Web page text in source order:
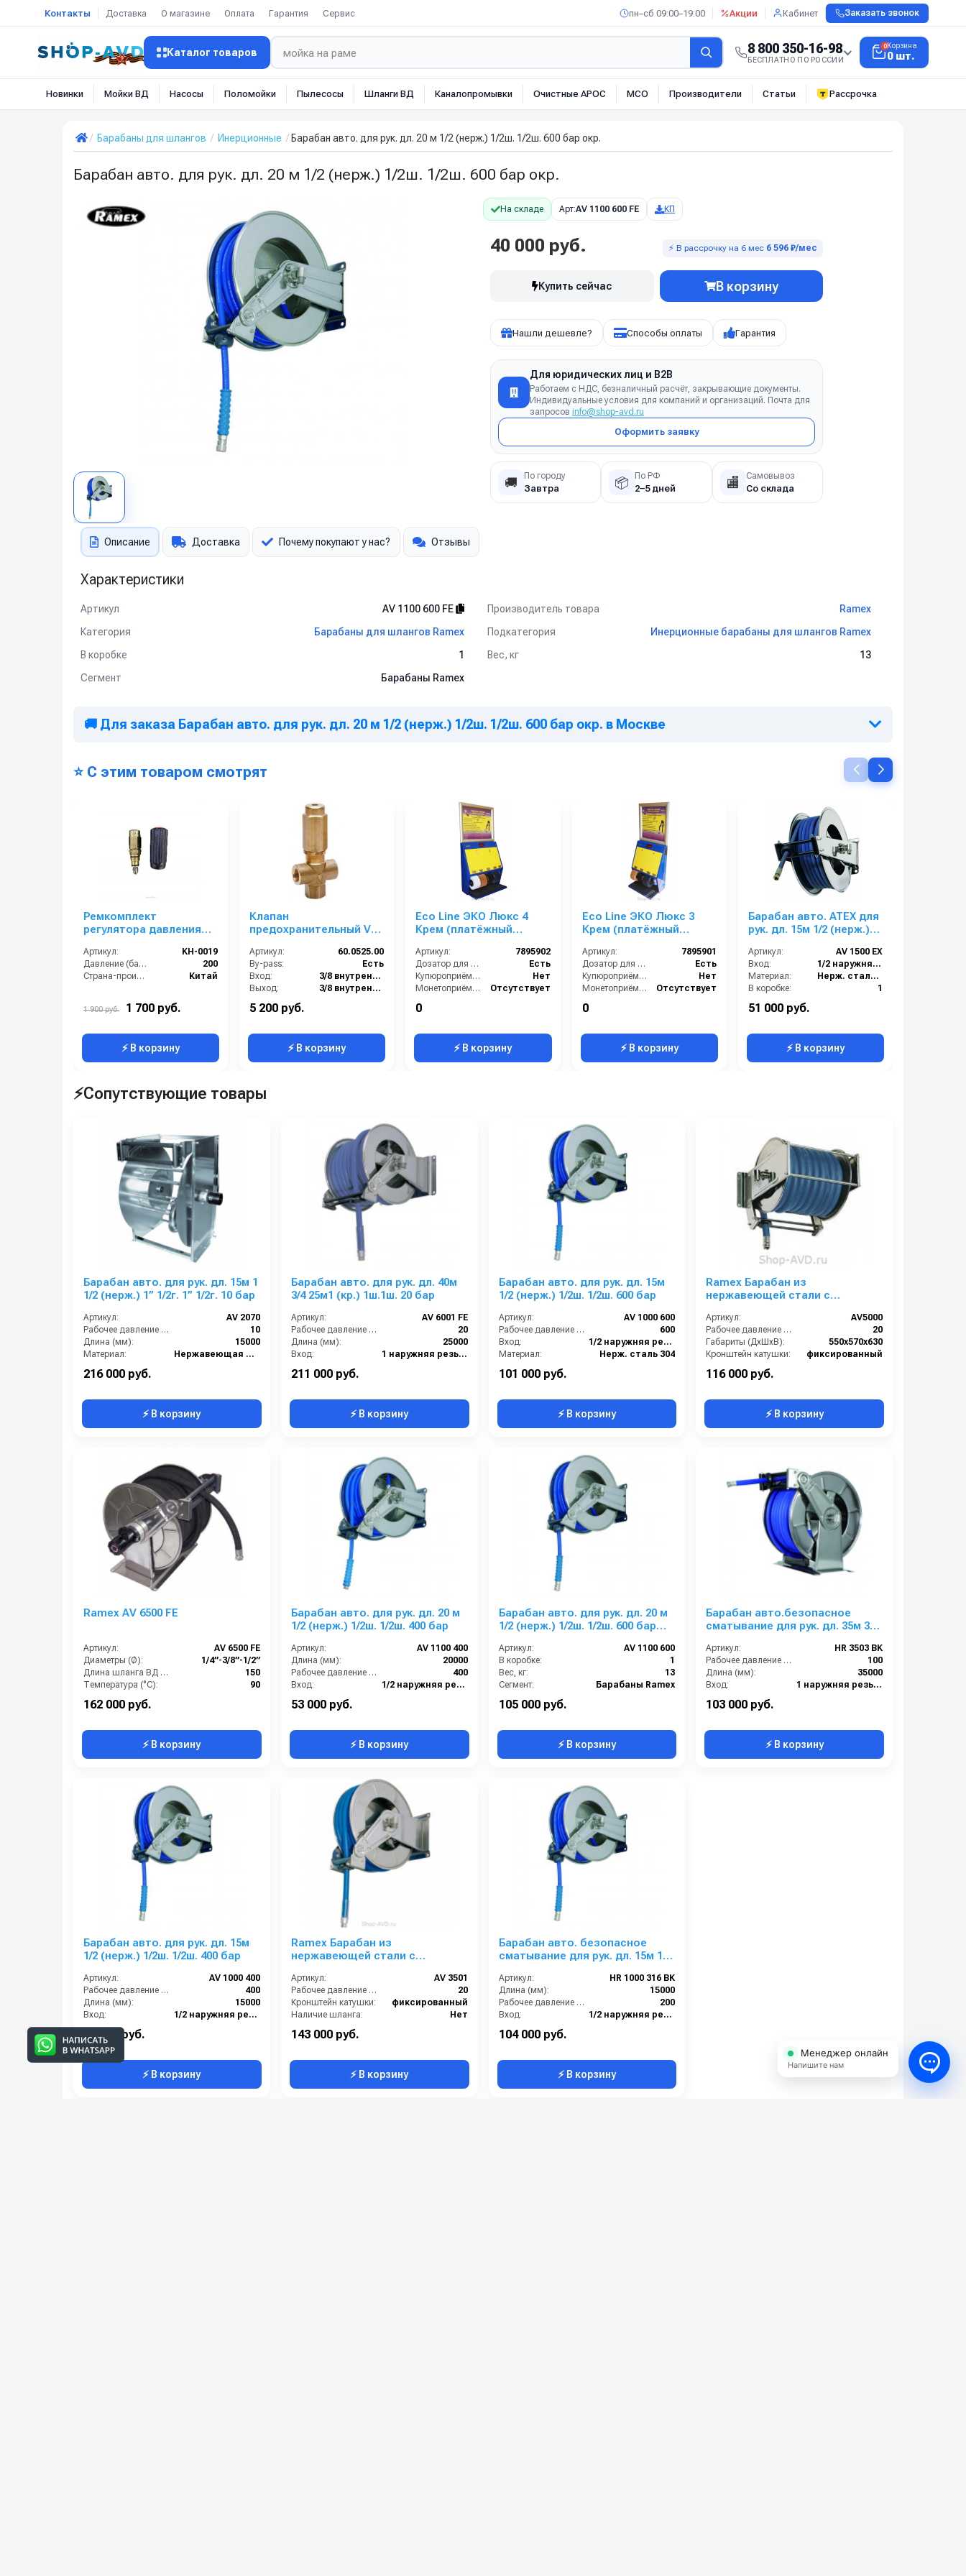
Контакты Доставка О магазине Оплата Гарантия Сервис пн–сб 09:00–19:00 Акции Кабинет Заказать звонок
Каталог товаров 8 800 350-16-98
БЕСПЛАТНО ПО РОССИИ
0Корзина
0 шт.
Новинки Мойки ВД Насосы Поломойки Пылесосы Шланги ВД Каналопромывки Очистные АРОС МСО Производители Статьи Рассрочка
Барабаны для шлангов Инерционные Барабан авто. для рук. дл. 20 м 1/2 (нерж.) 1/2ш. 1/2ш. 600 бар окр.
Барабан авто. для рук. дл. 20 м 1/2 (нерж.) 1/2ш. 1/2ш. 600 бар окр.
На складе Арт:AV 1100 600 FE КП
40 000 руб. ⚡ В рассрочку на 6 мес 6 596 ₽/мес
Купить сейчас В корзину
Нашли дешевле? Способы оплаты Гарантия
Для юридических лиц и B2B
Работаем с НДС, безналичный расчёт, закрывающие документы.
Индивидуальные условия для компаний и организаций. Почта для
запросов info@shop-avd.ru
Оформить заявку
🚚 По городу
Завтра 📦 По РФ
2–5 дней 🏬 Самовывоз
Со склада
Описание Доставка Почему покупают у нас? Отзывы
Характеристики
Артикул AV 1100 600 FE Производитель товара
Ramex
Категория
Барабаны для шлангов Ramex Подкатегория
Инерционные барабаны для шлангов Ramex
В коробке
1 Вес, кг
13
Сегмент
Барабаны Ramex
🚚 Для заказа Барабан авто. для рук. дл. 20 м 1/2 (нерж.) 1/2ш. 1/2ш. 600 бар окр. в Москве
⭐ С этим товаром смотрят
Ремкомплект
регулятора давления
Артикул:
KH-0019
Давление (бар):
200
Страна-производитель:
Китай
1 900 руб. 1 700 руб.
⚡ В корзину
Клапан
предохранительный VS
3/8г; выход 3/8 24 л/мин
250 бар
Артикул:
60.0525.00
By-pass:
Есть
Вход:
3/8 внутренняя резьба
Выход:
3/8 внутренняя резьба
5 200 руб.
⚡ В корзину
Eco Line ЭКО Люкс 4
Крем (платёжный
щитом)
Артикул:
7895902
Дозатор для крема:
Есть
Купюроприёмник:
Нет
Монетоприёмник:
Отсутствует
0
⚡ В корзину
Eco Line ЭКО Люкс 3
Крем (платёжный
щитом)
Артикул:
7895901
Дозатор для крема:
Есть
Купюроприёмник:
Нет
Монетоприёмник:
Отсутствует
0
⚡ В корзину
Барабан авто. ATEX для
рук. дл. 15м 1/2 (нерж.)
Артикул:
AV 1500 EX
Вход:
1/2 наружняя резьба
Материал:
Нерж. сталь 304
В коробке:
1
Габаритные размеры, мм:
51 000 руб.
⚡ В корзину
⚡Сопутствующие товары
Барабан авто. для рук. дл. 15м 1
1/2 (нерж.) 1” 1/2г. 1” 1/2г. 10 бар
Артикул:
AV 2070
Рабочее давление (бар):
10
Длина (мм):
15000
Материал:
Нержавеющая сталь
216 000 руб.
⚡ В корзину
Барабан авто. для рук. дл. 40м
3/4 25м1 (кр.) 1ш.1ш. 20 бар
Артикул:
AV 6001 FE
Рабочее давление (бар):
20
Длина (мм):
25000
Вход:
1 наружняя резьба
211 000 руб.
⚡ В корзину
Барабан авто. для рук. дл. 15м
1/2 (нерж.) 1/2ш. 1/2ш. 600 бар
Артикул:
AV 1000 600
Рабочее давление (бар):
600
Вход:
1/2 наружняя резьба
Материал:
Нерж. сталь 304
101 000 руб.
⚡ В корзину
Ramex Барабан из
нержавеющей стали с
5000
Артикул:
AV5000
Рабочее давление (бар):
20
Габариты (ДхШхВ):
550x570x630
Кронштейн катушки:
фиксированный
Наличие шланга:
116 000 руб.
⚡ В корзину
Ramex AV 6500 FE
Артикул:
AV 6500 FE
Диаметры (Ø):
1/4”-3/8”-1/2”
Длина шланга ВД (м):
150
Температура (°C):
90
162 000 руб.
⚡ В корзину
Барабан авто. для рук. дл. 20 м
1/2 (нерж.) 1/2ш. 1/2ш. 400 бар
Артикул:
AV 1100 400
Длина (мм):
20000
Рабочее давление (бар):
400
Вход:
1/2 наружняя резьба
53 000 руб.
⚡ В корзину
Барабан авто. для рук. дл. 20 м
1/2 (нерж.) 1/2ш. 1/2ш. 600 бар
Артикул:
AV 1100 600
В коробке:
1
Вес, кг:
13
Сегмент:
Барабаны Ramex
105 000 руб.
⚡ В корзину
Барабан авто.безопасное
сматывание для рук. дл. 35м 3/4
Артикул:
HR 3503 BK
Рабочее давление (бар):
100
Длина (мм):
35000
Вход:
1 наружняя резьба
103 000 руб.
⚡ В корзину
Барабан авто. для рук. дл. 15м
1/2 (нерж.) 1/2ш. 1/2ш. 400 бар
Артикул:
AV 1000 400
Рабочее давление (бар):
400
Длина (мм):
15000
Вход:
1/2 наружняя резьба
Материал:
51 000 руб.
⚡ В корзину
Ramex Барабан из
нержавеющей стали с
3501
Артикул:
AV 3501
Рабочее давление (бар):
20
Кронштейн катушки:
фиксированный
Наличие шланга:
Нет
143 000 руб.
⚡ В корзину
Барабан авто. безопасное
сматывание для рук. дл. 15м 1/2
бар
Артикул:
HR 1000 316 BK
Длина (мм):
15000
Рабочее давление (бар):
200
Вход:
1/2 наружняя резьба
104 000 руб.
⚡ В корзину
Менеджер онлайн
Напишите нам